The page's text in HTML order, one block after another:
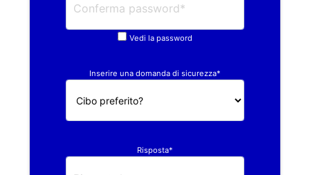
Vedi la password
Inserire una domanda di sicurezza*
Risposta*